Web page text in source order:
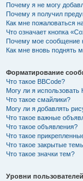
Почему я не могу
Почему я получил
Как мне пожаловаться
Что означает кнопка
Почему мое сообщение
Как мне вновь поднять
Форматирование
Что такое BBCode?
Могу ли я использовать
Что такое смайлики?
Могу ли я добавлять
Что такое важные
Что такое объявления?
Что такое
Что такое закрытые
Что такое значки тем?
Уровни